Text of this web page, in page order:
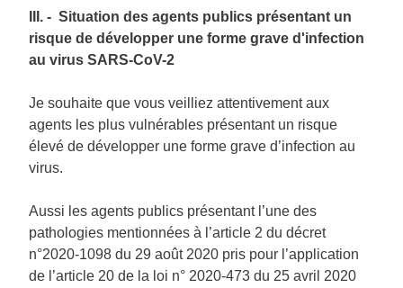
III. - Situation des agents publics présentant un
risque de développer une forme grave d'infection
au virus SARS-CoV-2
Je souhaite que vous veilliez attentivement aux
agents les plus vulnérables présentant un risque
élevé de développer une forme grave d’infection au
virus.
Aussi les agents publics présentant l’une des
pathologies mentionnées à l’article 2 du décret
n°2020-1098 du 29 août 2020 pris pour l’application
de l’article 20 de la loi n° 2020-473 du 25 avril 2020